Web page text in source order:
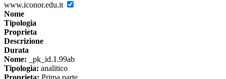
www.iconor.edu.it
Nome
Tipologia
Proprieta
Descrizione
Durata
Nome: _pk_id.1.99ab
Tipologia: analitico